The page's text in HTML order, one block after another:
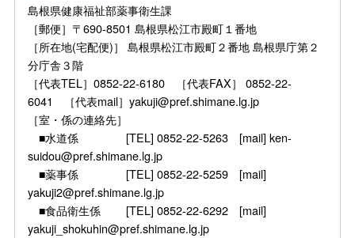
島根県健康福祉部薬事衛生課
［郵便］〒690-8501 島根県松江市殿町１番地
［所在地(宅配便)］ 島根県松江市殿町２番地 島根県庁第２
分庁舎３階
［代表TEL］0852-22-6180 ［代表FAX］ 0852-22-
6041 ［代表mail］yakuji@pref.shimane.lg.jp
［室・係の連絡先］
■水道係 [TEL] 0852-22-5263 [mail] ken-
suidou@pref.shimane.lg.jp
■薬事係 [TEL] 0852-22-5259 [mail]
yakuji2@pref.shimane.lg.jp
■食品衛生係 [TEL] 0852-22-6292 [mail]
yakuji_shokuhin@pref.shimane.lg.jp